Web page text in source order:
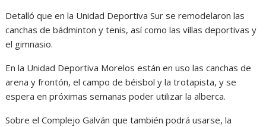
Detalló que en la Unidad Deportiva Sur se remodelaron las
canchas de bádminton y tenis, así como las villas deportivas y
el gimnasio.
En la Unidad Deportiva Morelos están en uso las canchas de
arena y frontón, el campo de béisbol y la trotapista, y se
espera en próximas semanas poder utilizar la alberca.
Sobre el Complejo Galván que también podrá usarse, la